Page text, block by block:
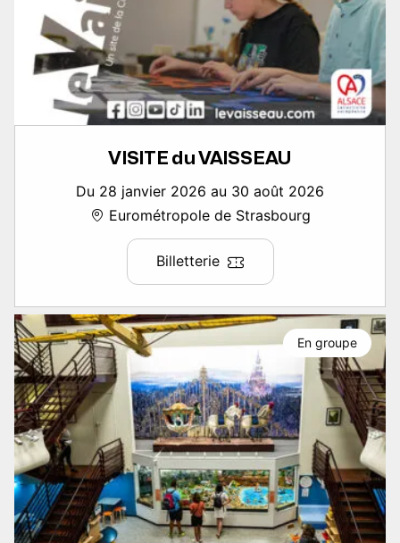
VISITE du VAISSEAU
Du 28 janvier 2026 au 30 août 2026
Eurométropole de Strasbourg
Billetterie
En groupe